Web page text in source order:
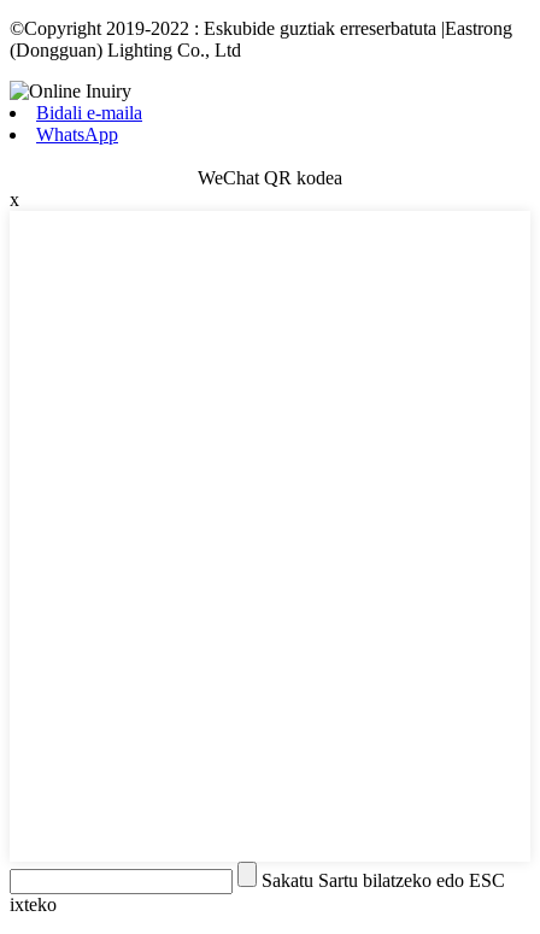
©Copyright 2019-2022 : Eskubide guztiak erreserbatuta |Eastrong
(Dongguan) Lighting Co., Ltd
Bidali e-maila
WhatsApp
WeChat QR kodea
x
Sakatu Sartu bilatzeko edo ESC
ixteko